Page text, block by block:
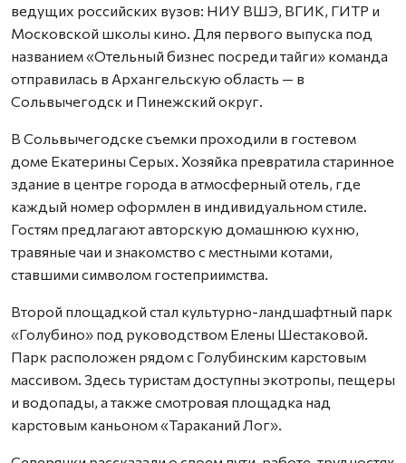
ведущих российских вузов: НИУ ВШЭ, ВГИК, ГИТР и
Московской школы кино. Для первого выпуска под
названием «Отельный бизнес посреди тайги» команда
отправилась в Архангельскую область — в
Сольвычегодск и Пинежский округ.
В Сольвычегодске съемки проходили в гостевом
доме Екатерины Серых. Хозяйка превратила старинное
здание в центре города в атмосферный отель, где
каждый номер оформлен в индивидуальном стиле.
Гостям предлагают авторскую домашнюю кухню,
травяные чаи и знакомство с местными котами,
ставшими символом гостеприимства.
Второй площадкой стал культурно-ландшафтный парк
«Голубино» под руководством Елены Шестаковой.
Парк расположен рядом с Голубинским карстовым
массивом. Здесь туристам доступны экотропы, пещеры
и водопады, а также смотровая площадка над
карстовым каньоном «Тараканий Лог».